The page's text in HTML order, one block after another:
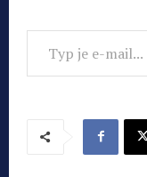
Typ je e-mail...